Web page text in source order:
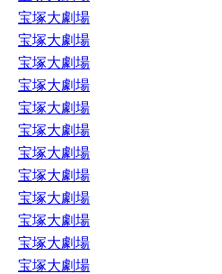
宝塚大劇場
宝塚大劇場
宝塚大劇場
宝塚大劇場
宝塚大劇場
宝塚大劇場
宝塚大劇場
宝塚大劇場
宝塚大劇場
宝塚大劇場
宝塚大劇場
宝塚大劇場